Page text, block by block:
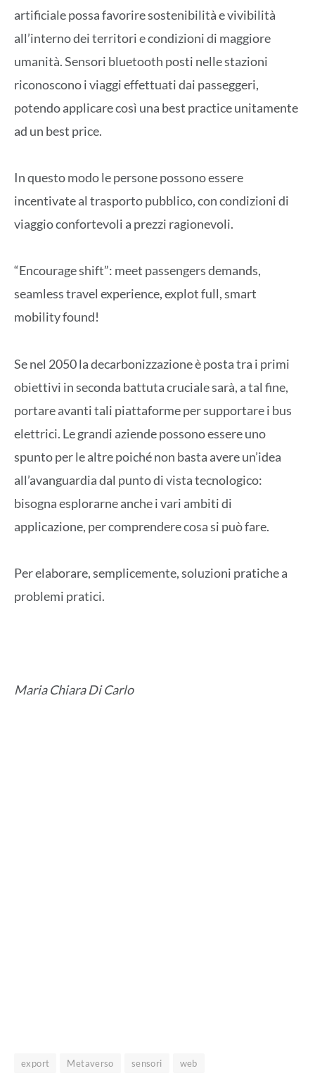
artificiale possa favorire sostenibilità e vivibilità
all’interno dei territori e condizioni di maggiore
umanità. Sensori bluetooth posti nelle stazioni
riconoscono i viaggi effettuati dai passeggeri,
potendo applicare così una best practice unitamente
ad un best price.
In questo modo le persone possono essere
incentivate al trasporto pubblico, con condizioni di
viaggio confortevoli a prezzi ragionevoli.
“Encourage shift”: meet passengers demands,
seamless travel experience, explot full, smart
mobility found!
Se nel 2050 la decarbonizzazione è posta tra i primi
obiettivi in seconda battuta cruciale sarà, a tal fine,
portare avanti tali piattaforme per supportare i bus
elettrici. Le grandi aziende possono essere uno
spunto per le altre poiché non basta avere un’idea
all’avanguardia dal punto di vista tecnologico:
bisogna esplorarne anche i vari ambiti di
applicazione, per comprendere cosa si può fare.
Per elaborare, semplicemente, soluzioni pratiche a
problemi pratici.
Maria Chiara Di Carlo
export Metaverso sensori web